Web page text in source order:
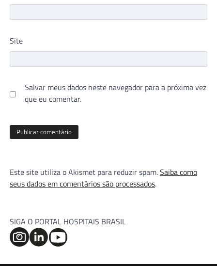
Site
Salvar meus dados neste navegador para a próxima vez
que eu comentar.
Este site utiliza o Akismet para reduzir spam.Saiba como
seus dados em comentários são processados.
SIGA O PORTAL HOSPITAIS BRASIL